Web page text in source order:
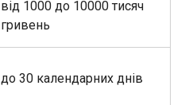
від 1000 до 10000 тисяч
гривень
до 30 календарних днів